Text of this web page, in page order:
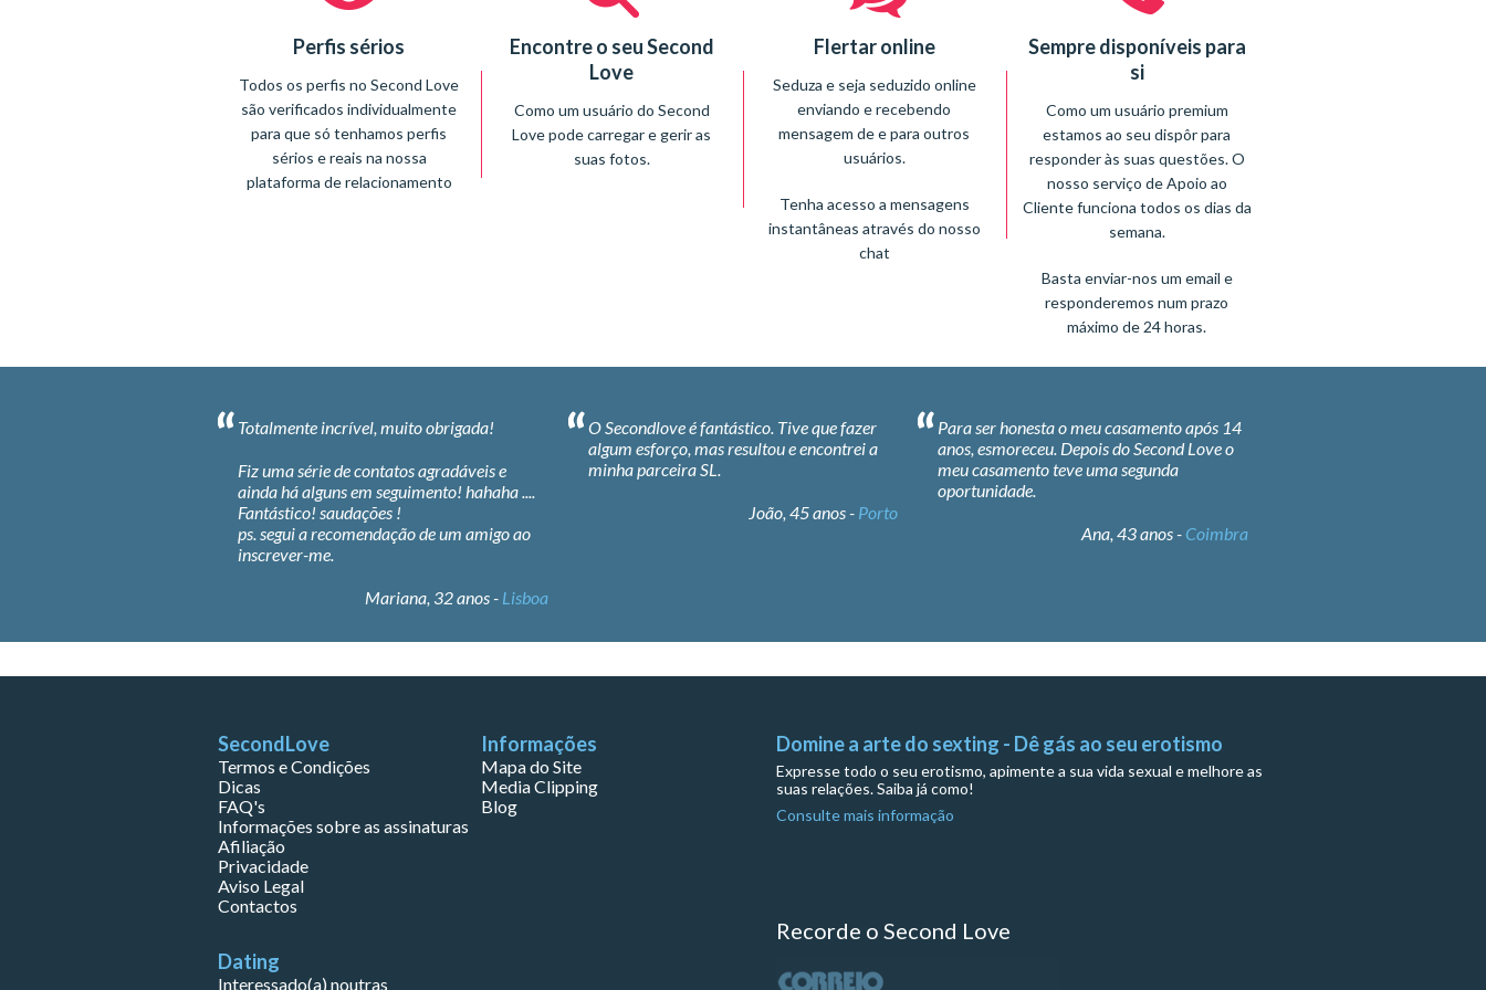
Perfis sérios
Todos os perfis no Second Love
são verificados individualmente
para que só tenhamos perfis
sérios e reais na nossa
plataforma de relacionamento
Encontre o seu Second
Love
Como um usuário do Second
Love pode carregar e gerir as
suas fotos.
Flertar online
Seduza e seja seduzido online
enviando e recebendo
mensagem de e para outros
usuários.
Tenha acesso a mensagens
instantâneas através do nosso
chat
Sempre disponíveis para
si
Como um usuário premium
estamos ao seu dispôr para
responder às suas questões. O
nosso serviço de Apoio ao
Cliente funciona todos os dias da
semana.
Basta enviar-nos um email e
responderemos num prazo
máximo de 24 horas.
O Secondlove é fantástico. Tive que fazer
minha parceira SL.
João, 45 anos -
Para ser honesta o meu casamento após 14
anos, esmoreceu. Depois do Second Love o
meu casamento teve uma segunda
Totalmente incrível, muito obrigada!
Fiz uma série de contatos agradáveis ​​e
ainda há alguns em seguimento! hahaha ....
ps. segui a recomendação de um amigo ao
SecondLove
Termos e Condições
Dicas
FAQ's
Informações sobre as assinaturas
Afiliação
Privacidade
Aviso Legal
Contactos
Informações
Mapa do Site
Media Clipping
Blog
Dating
Interessado(a) noutras
Domine a arte do sexting - Dê gás ao seu erotismo
Expresse todo o seu erotismo, apimente a sua vida sexual e melhore as
suas relações. Saiba já como!
Consulte mais informação
Recorde o Second Love